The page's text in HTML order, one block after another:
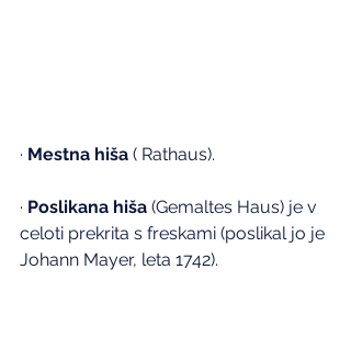
· Mestna hiša ( Rathaus).
· Poslikana hiša (Gemaltes Haus) je v
celoti prekrita s freskami (poslikal jo je
Johann Mayer, leta 1742).